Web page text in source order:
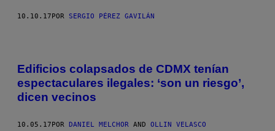
10.10.17POR SERGIO PÉREZ GAVILÁN
Edificios colapsados de CDMX tenían
espectaculares ilegales: ‘son un riesgo’,
dicen vecinos
10.05.17 POR DANIEL MELCHOR AND OLLIN VELASCO